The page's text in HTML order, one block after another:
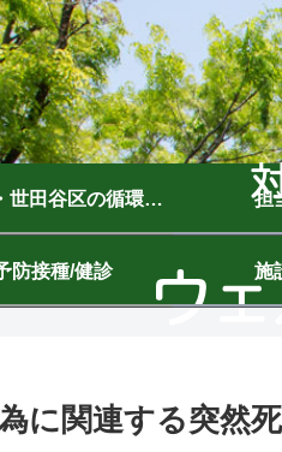
目黒区・世田谷区の循環器内科｜ウェルビーイングクリニック駒沢公園｜駒沢大学駅7分 担
防接種/健診 施
に関連する突然死